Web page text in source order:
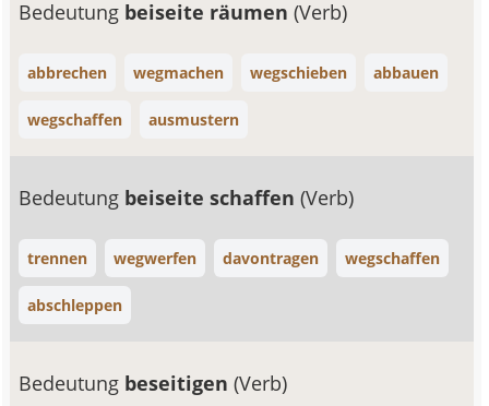
Bedeutung beiseite räumen(Verb)
abbrechen wegmachen wegschieben abbauen
wegschaffen ausmustern
Bedeutung beiseite schaffen(Verb)
trennen wegwerfen davontragen wegschaffen
abschleppen
Bedeutung beseitigen(Verb)